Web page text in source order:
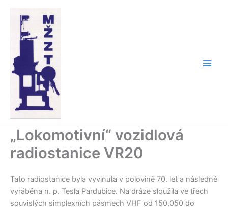
„Lokomotivní“ vozidlová
radiostanice VR20
Tato radiostanice byla vyvinuta v polovině 70. let a následně
vyráběna n. p. Tesla Pardubice. Na dráze sloužila ve třech
souvislých simplexních pásmech VHF od 150,050 do